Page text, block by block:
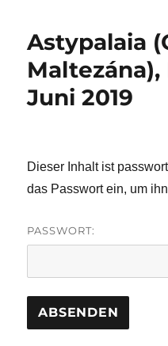
Astypalaia
Maltezána),
Juni 2019
Dieser Inhalt ist
das Passwort ein, um
PASSWORT: